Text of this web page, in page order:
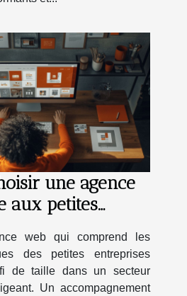
une agence
aux petites
web qui comprend les
des petites entreprises
de taille dans un secteur
Un accompagnement